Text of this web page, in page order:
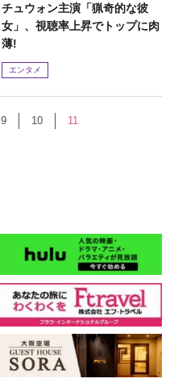
チュウォン主演「猟奇的な彼
女」、視聴率上昇でトップに肉
薄!
エンタメ
9 10 11